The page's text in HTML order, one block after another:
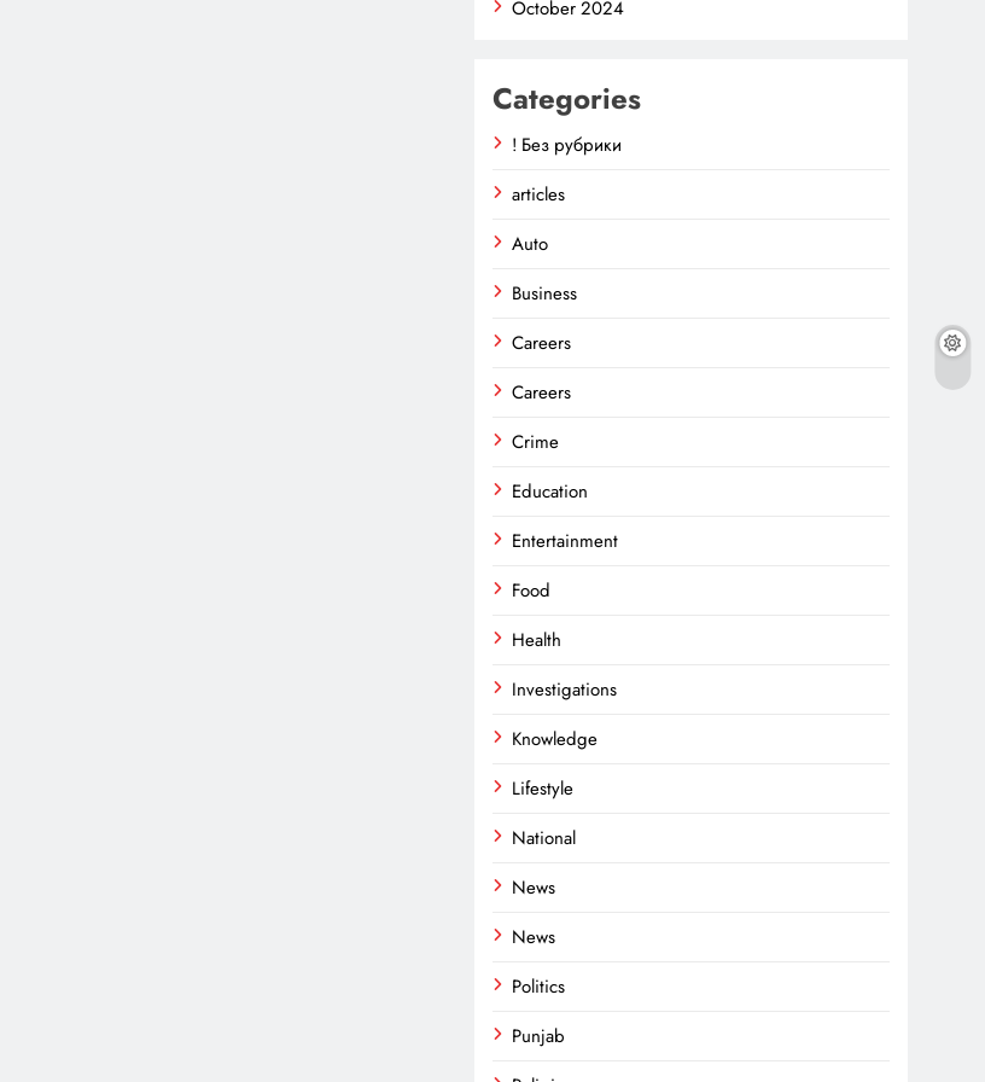
October 2024
Categories
! Без рубрики
articles
Auto
Business
Careers
Careers
Crime
Education
Entertainment
Food
Health
Investigations
Knowledge
Lifestyle
National
News
News
Politics
Punjab